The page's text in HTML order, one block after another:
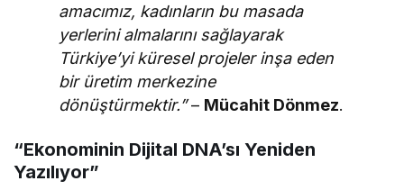
amacımız, kadınların bu masada
yerlerini almalarını sağlayarak
Türkiye’yi küresel projeler inşa eden
bir üretim merkezine
dönüştürmektir.”– Mücahit Dönmez.
“Ekonominin Dijital DNA’sı Yeniden
Yazılıyor”